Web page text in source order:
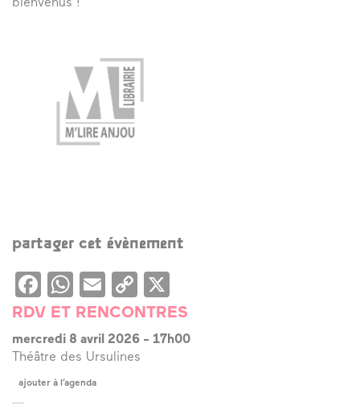
bienvenus !
partager cet évènement
Facebook
WhatsApp
EmailCopy
Link
RDV ET RENCONTRES
mercredi 8 avril 2026 - 17h00
Théâtre des Ursulines
ajouter à l’agenda